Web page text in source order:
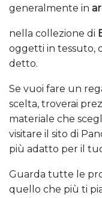
generalmente in
nella collezione di
oggetti in tessuto,
detto.
Se vuoi fare un
scelta, troverai
materiale che
visitare il sito di
più adatto per il
Guarda tutte le
quello che più ti